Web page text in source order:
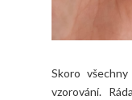
Skoro
vzorování.